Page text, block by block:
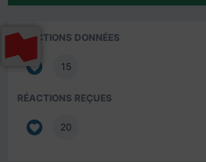
RÉACTIONS DONNÉES
15
RÉACTIONS REÇUES
20